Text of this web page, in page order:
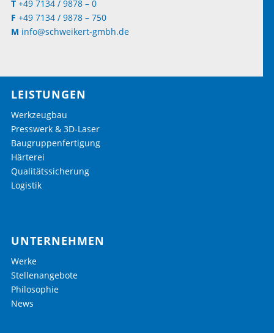
T+49 7134 / 9878 – 0
F +49 7134 / 9878 – 750
M info@schweikert-gmbh.de
LEISTUNGEN
Werkzeugbau
Presswerk & 3D-Laser
Baugruppenfertigung
Härterei
Qualitätssicherung
Logistik
UNTERNEHMEN
Werke
Stellenangebote
Philosophie
News